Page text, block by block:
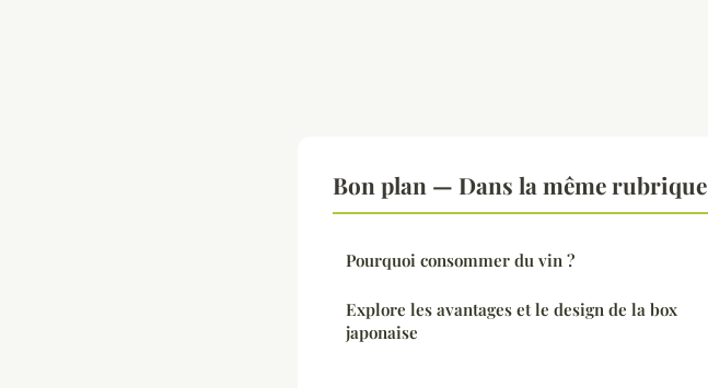
Bon plan — Dans la même rubrique
Pourquoi consommer du vin ?
Explore les avantages et le design de la box
japonaise